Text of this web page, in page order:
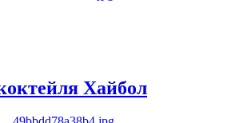
Хайбол